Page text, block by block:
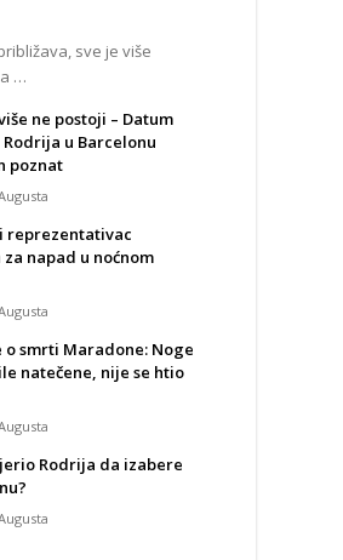
sve je više
…
ne postoji – Datum
u Barcelonu
poznat
reprezentativac
za napad u noćnom
o smrti Maradone: Noge
natečene, nije se htio
Rodrija da izabere